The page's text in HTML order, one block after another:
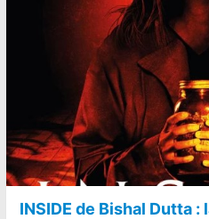
INSIDE de Bishal Dutta